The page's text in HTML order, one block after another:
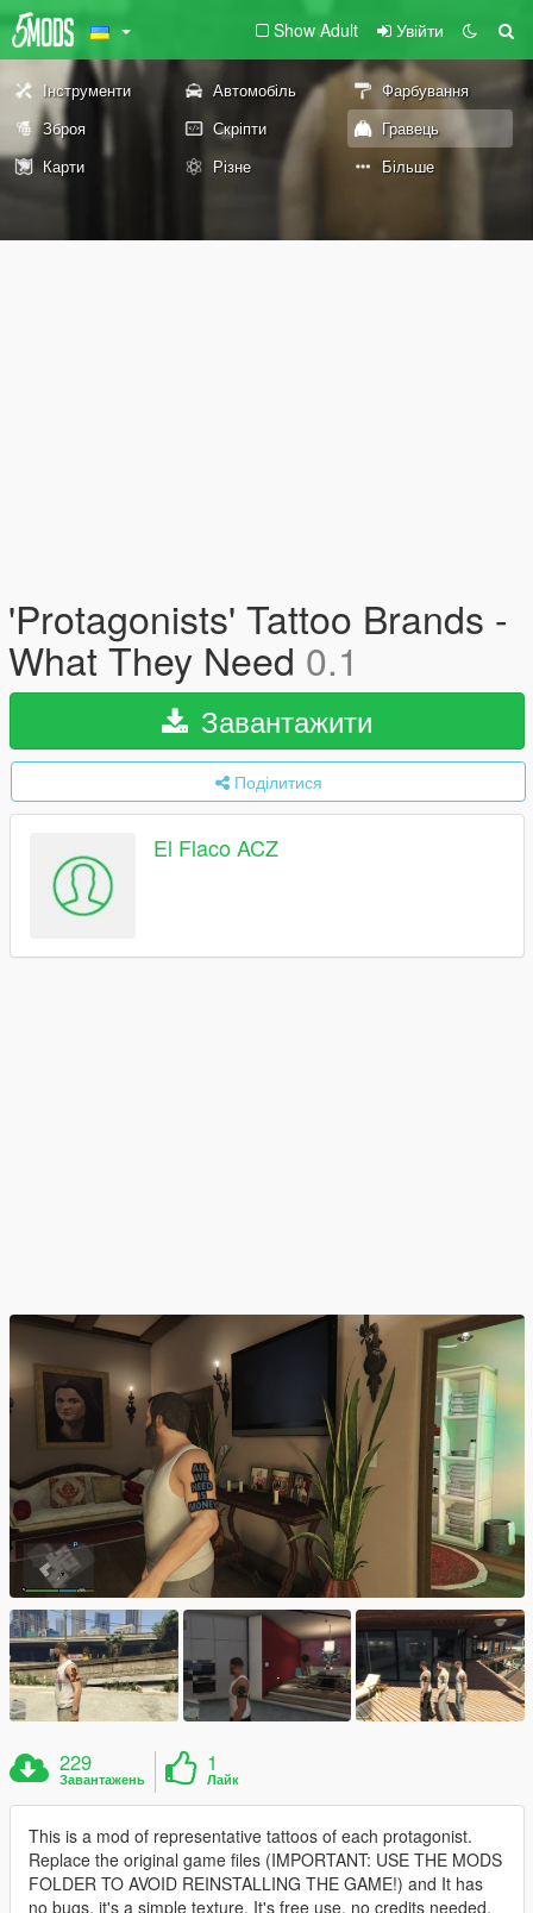
Show Adult Увійти
Інструменти Автомобіль
Фарбування
Зброя
Скріпти
Гравець
Карти
Різне Більше
'Protagonists' Tattoo Brands -
What They Need 0.1
Завантажити
Поділитися
El Flaco ACZ
229
Завантажень
1
Лайк
This is a mod of representative tattoos of each protagonist.
Replace the original game files (IMPORTANT: USE THE MODS
FOLDER TO AVOID REINSTALLING THE GAME!) and It has
no bugs, it's a simple texture. It's free use, no credits needed.